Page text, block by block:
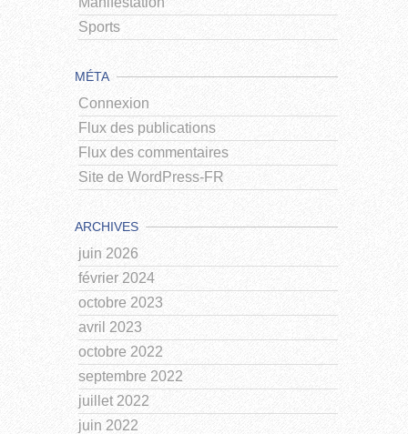
Sports
MÉTA
Connexion
Flux des publications
Flux des commentaires
Site de WordPress-FR
ARCHIVES
juin 2026
février 2024
octobre 2023
avril 2023
octobre 2022
septembre 2022
juillet 2022
juin 2022